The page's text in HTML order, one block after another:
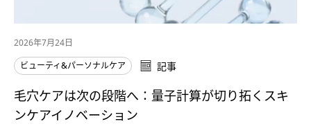
2026年7月24日
ビューティ&パーソナルケア
記事
毛穴ケアは次の段階へ：量子計算が切り拓くスキ
ンケアイノベーション